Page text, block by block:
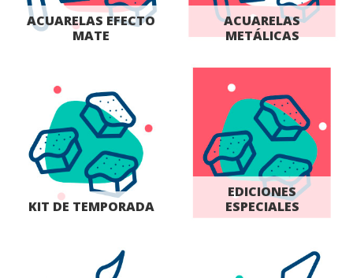
ACUARELAS EFECTO
MATE
ACUARELAS
METÁLICAS
KIT DE TEMPORADA
EDICIONES
ESPECIALES